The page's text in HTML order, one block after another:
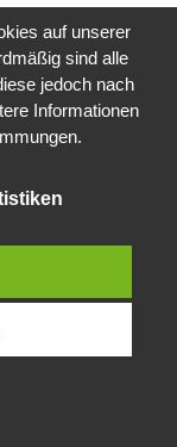
735“ Rover Curiosity
Nutzung dieser
auf unserer
sind alle
jedoch nach
Informationen